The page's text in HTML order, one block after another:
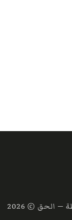
— الحق © 2026